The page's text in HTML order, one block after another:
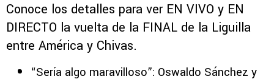
Conoce los detalles para ver EN VIVO y EN
DIRECTO la vuelta de la FINAL de la Liguilla
entre América y Chivas.
“Sería algo maravilloso”: Oswaldo Sánchez y